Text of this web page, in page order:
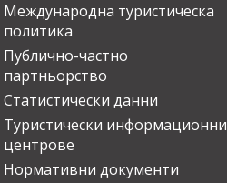
Международна туристическа
политика
Публично-частно
партньорство
Статистически данни
Туристически информационни
центрове
Нормативни документи